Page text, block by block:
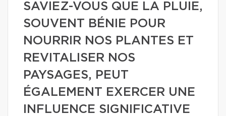
SAVIEZ-VOUS QUE LA PLUIE,
SOUVENT BÉNIE POUR
NOURRIR NOS PLANTES ET
REVITALISER NOS
PAYSAGES, PEUT
ÉGALEMENT EXERCER UNE
INFLUENCE SIGNIFICATIVE